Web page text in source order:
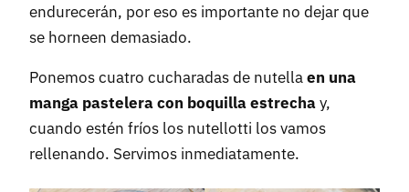
endurecerán, por eso es importante no dejar que
se horneen demasiado.
Ponemos cuatro cucharadas de nutellaen una
manga pastelera con boquilla estrechay,
cuando estén fríos los nutellotti los vamos
rellenando. Servimos inmediatamente.